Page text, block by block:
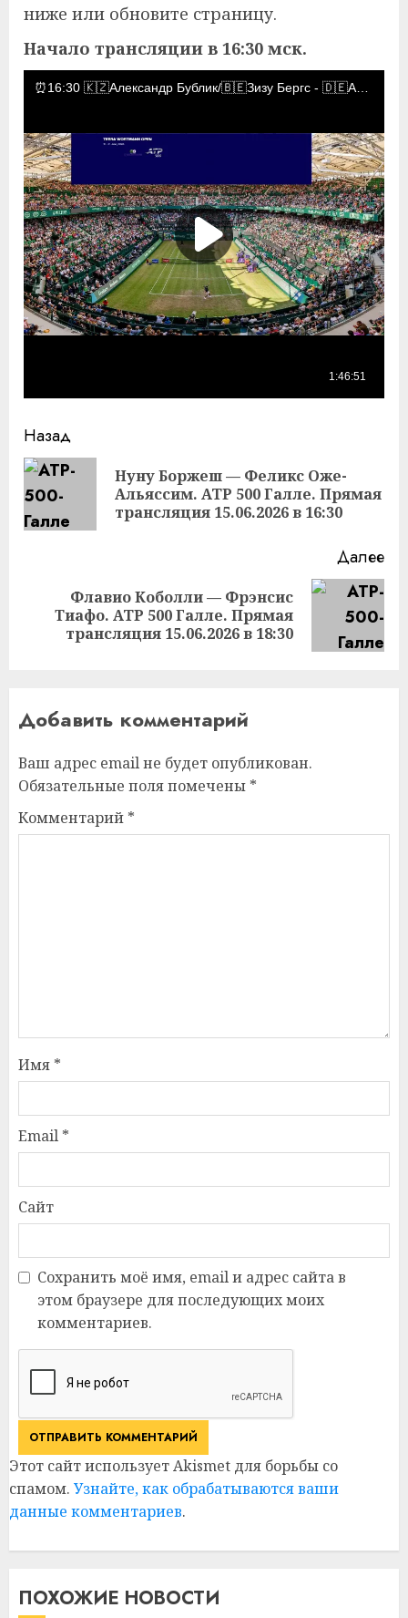
ниже или обновите страницу.
Начало трансляции в 16:30 мск.
Продолжить
чтение
Назад
Нуну Боржеш — Феликс Оже-
Альяссим. ATP 500 Галле. Прямая
трансляция 15.06.2026 в 16:30
Далее
Следующая
запись:
Флавио Коболли — Фрэнсис
Тиафо. ATP 500 Галле. Прямая
трансляция 15.06.2026 в 18:30
Добавить комментарий
Ваш адрес email не будет опубликован.
Обязательные поля помечены *
Комментарий *
Имя *
Email *
Сайт
Сохранить моё имя, email и адрес сайта в
этом браузере для последующих моих
комментариев.
Этот сайт использует Akismet для борьбы со
спамом. Узнайте, как обрабатываются ваши
данные комментариев.
ПОХОЖИЕ НОВОСТИ